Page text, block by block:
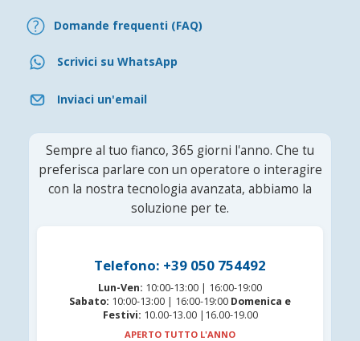
Domande frequenti (FAQ)
Scrivici su WhatsApp
Inviaci un'email
Sempre al tuo fianco, 365 giorni l'anno. Che tu
preferisca parlare con un operatore o interagire
con la nostra tecnologia avanzata, abbiamo la
soluzione per te.
Telefono: +39 050 754492
Lun-Ven: 10:00-13:00 | 16:00-19:00
Sabato: 10:00-13:00 | 16:00-19:00 Domenica e
Festivi: 10.00-13.00 |16.00-19.00
APERTO TUTTO L'ANNO